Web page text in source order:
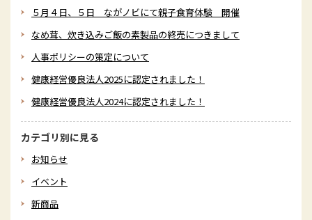
５月４日、５日 ながノビにて親子食育体験 開催
なめ茸、炊き込みご飯の素製品の終売につきまして
人事ポリシーの策定について
健康経営優良法人2025に認定されました！
健康経営優良法人2024に認定されました！
カテゴリ別に見る
お知らせ
イベント
新商品